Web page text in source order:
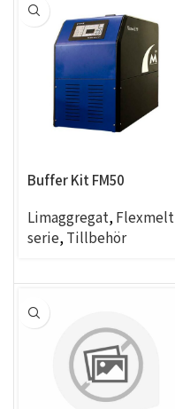
Buffer Kit FM50
Limaggregat, Flexmelt
serie, Tillbehör